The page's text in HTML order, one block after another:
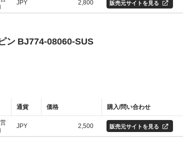
JPY 2,800 販売元サイトを見る
ン BJ774-08060-SUS
通貨 価格 購入/問い合わせ
JPY 2,500 販売元サイトを見る